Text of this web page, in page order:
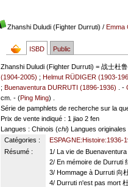
Zhanshi Duludi (Fighter Durruti) / Emma
ISBD Public
Zhanshi Duludi (Fighter Durruti) = 战士杜
(1904-2005) ;Helmut RÜDIGER (1903-
;Buenaventura DURRUTI (1896-1936) . -
cm. - (Ping Ming) .
Série de pamphlets de recherche sur la
Prix de vente indiqué : 1 jiao 2 fen
Langues : Chinois (chi)Langues originales
Catégories :
ESPAGNE:Histoire:1936-
Résumé :
1/ La vie de
2/ En mémoire de Durruti
3/ Hommage à Durruti 向
4/ Durruti n'est pas mort